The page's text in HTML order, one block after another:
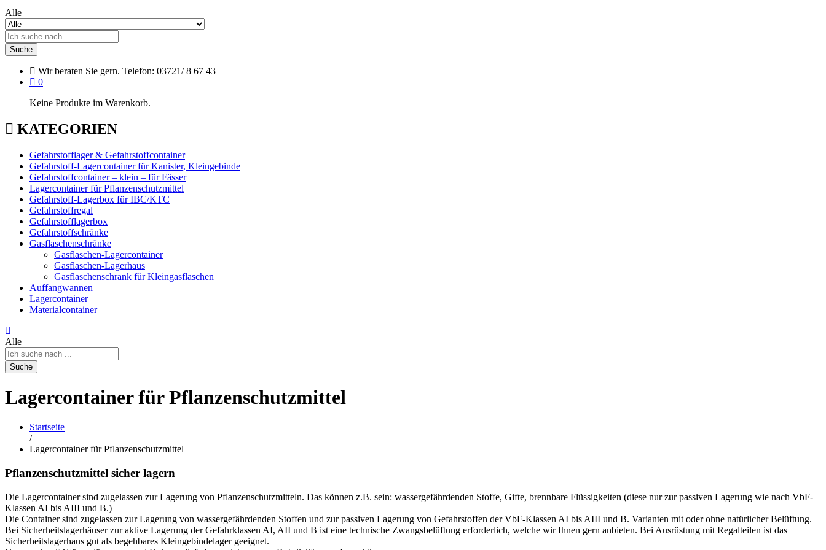
Alle
Suche
Wir beraten Sie gern. Telefon: 03721/ 8 67 43
0
Keine Produkte im Warenkorb.
KATEGORIEN
Gefahrstofflager & Gefahrstoffcontainer
Gefahrstoff-Lagercontainer für Kanister, Kleingebinde
Gefahrstoffcontainer – klein – für Fässer
Lagercontainer für Pflanzenschutzmittel
Gefahrstoff-Lagerbox für IBC/KTC
Gefahrstoffregal
Gefahrstofflagerbox
Gefahrstoffschränke
Gasflaschenschränke
Gasflaschen-Lagercontainer
Gasflaschen-Lagerhaus
Gasflaschenschrank für Kleingasflaschen
Auffangwannen
Lagercontainer
Materialcontainer
Alle
Suche
Lagercontainer für Pflanzenschutzmittel
Startseite
/
Lagercontainer für Pflanzenschutzmittel
Pflanzenschutzmittel sicher lagern
Die Lagercontainer sind zugelassen zur Lagerung von Pflanzenschutzmitteln. Das können z.B. sein: wassergefährdenden Stoffe, Gifte, brennbare Flüssigkeiten (diese nur zur passiven Lagerung wie nach VbF-
Klassen AI bis AIII und B.)
Die Container sind zugelassen zur Lagerung von wassergefährdenden Stoffen und zur passiven Lagerung von Gefahrstoffen der VbF-Klassen AI bis AIII und B. Varianten mit oder ohne natürlicher Belüftung.
Bei Sicherheitslagerhäuser zur aktive Lagerung der Gefahrklassen AI, AII und B ist eine technische Zwangsbelüftung erforderlich, welche wir Ihnen gern anbieten. Bei Ausrüstung mit Regalteilen ist das
Sicherheitslagerhaus gut als begehbares Kleingebindelager geeignet.